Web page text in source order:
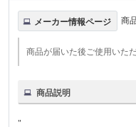
メーカー情報ページ 商
商品が届いた後ご使用いただ
商品説明
"